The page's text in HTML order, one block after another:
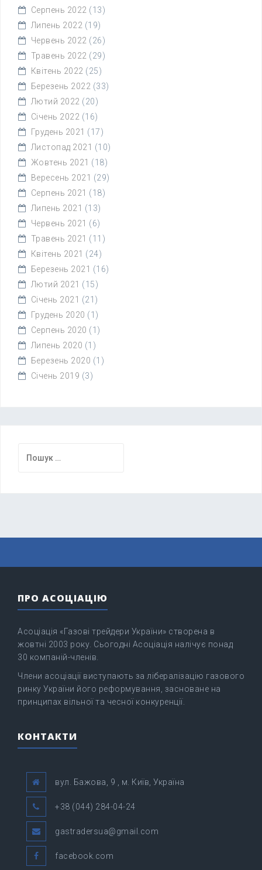
Серпень 2022 (13)
Липень 2022 (19)
Червень 2022 (26)
Травень 2022 (29)
Квітень 2022 (25)
Березень 2022 (33)
Лютий 2022 (20)
Січень 2022 (16)
Грудень 2021 (17)
Листопад 2021 (10)
Жовтень 2021 (18)
Вересень 2021 (29)
Серпень 2021 (18)
Липень 2021 (13)
Червень 2021 (6)
Травень 2021 (11)
Квітень 2021 (24)
Березень 2021 (16)
Лютий 2021 (15)
Січень 2021 (21)
Грудень 2020 (1)
Серпень 2020 (1)
Липень 2020 (1)
Березень 2020 (1)
Січень 2019 (3)
ПРО АСОЦІАЦІЮ
Асоціація «Газові трейдери України» створена в
жовтні 2003 року. Сьогодні Асоціація налічує понад
30 компаній-членів.
Члени асоціації виступають за лібералізацію газового
ринку України його реформування, засноване на
принципах вільної та чесної конкуренції.
КОНТАКТИ
вул. Бажова, 9 , м. Київ, Україна
+38 (044) 284-04-24
gastradersua@gmail.com
facebook.com